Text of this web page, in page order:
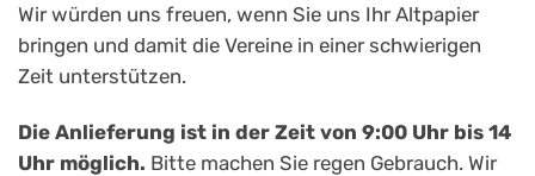
Wir würden uns freuen, wenn Sie uns Ihr Altpapier
bringen und damit die Vereine in einer schwierigen
Zeit unterstützen.
Die Anlieferung ist in der Zeit von 9:00 Uhr bis 14
Uhr möglich. Bitte machen Sie regen Gebrauch. Wir